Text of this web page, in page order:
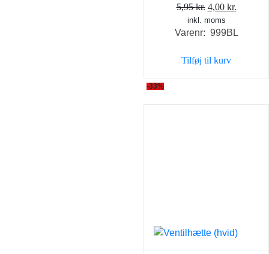
5,95kr. Den
oprindelige
pris
5,95 kr..
4,00 kr.
pris
inkl. moms
Varenr: 999BL
Tilføj til kurv
-33%